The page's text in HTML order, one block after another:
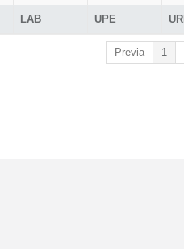
LAB UPE URI
Previa 1